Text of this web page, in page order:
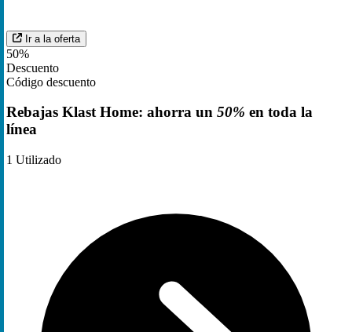
Ir a la oferta
50%
Descuento
Código descuento
Rebajas Klast Home: ahorra un 50% en toda la
línea
1 Utilizado